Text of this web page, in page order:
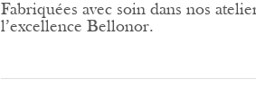
Fabriquées avec soin dans nos
l’excellence Bellonor.